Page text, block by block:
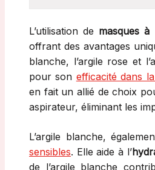
L’utilisation de masques à
offrant des avantages
blanche, l’argile rose et
pour son efficacité dans la
en fait un allié de choix
aspirateur, éliminant les
L’argile blanche,
sensibles. Elle aide à l’
de l’argile blanche